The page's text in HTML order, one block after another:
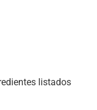
listados